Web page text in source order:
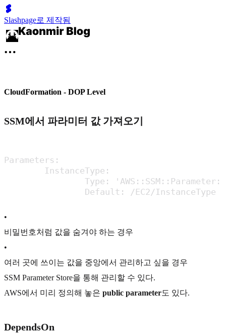
Slashpage로 제작됨
CloudFormation - DOP Level
SSM에서 파라미터 값 가져오기
Parameters:
		Default: /EC2/InstanceType
•
비밀번호처럼 값을 숨겨야 하는 경우
•
여러 곳에 쓰이는 값을 중앙에서 관리하고 싶을 경우
SSM Parameter Store을 통해 관리할 수 있다.
AWS에서 미리 정의해 놓은 public parameter도 있다.
DependsOn